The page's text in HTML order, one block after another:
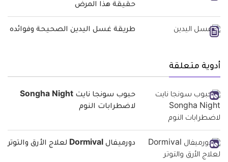
حقيقة هذا المرض
طريقة غسل اليدين الصحيحة وفوائده
أدوية متعلقة
حبوب سونجا نايت Songha Night
لاضطرابات النوم
دورميفال Dormival لعلاج الأرق والتوتر